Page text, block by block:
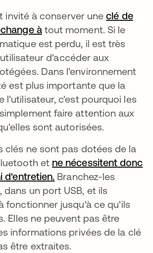
invité à conserver uneclé de
às’ouvre dans un nouvel
tout moment. Si le
est perdu, il est très
d'accéder aux
Dans l'environnement
est plus importante que la
l'utilisateur, c'est pourquoi les
faire attention aux
sont autorisées.
clés ne sont pas dotées de la
et ne nécessitent donc
d'entretien. s’ouvre dans un
Branchez-les
un port USB, et ils
fonctionner jusqu'à ce qu'ils
Elles ne peuvent pas être
informations privées de la clé
être extraites.